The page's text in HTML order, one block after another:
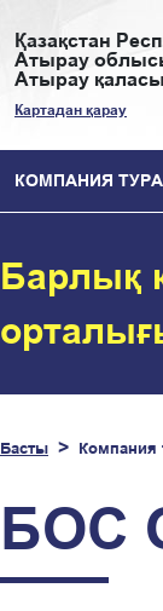
Қазақстан
Атырау
Атырау
Картадан қарау
КОМПАНИЯ
Барлық
Басты Компания
БОС